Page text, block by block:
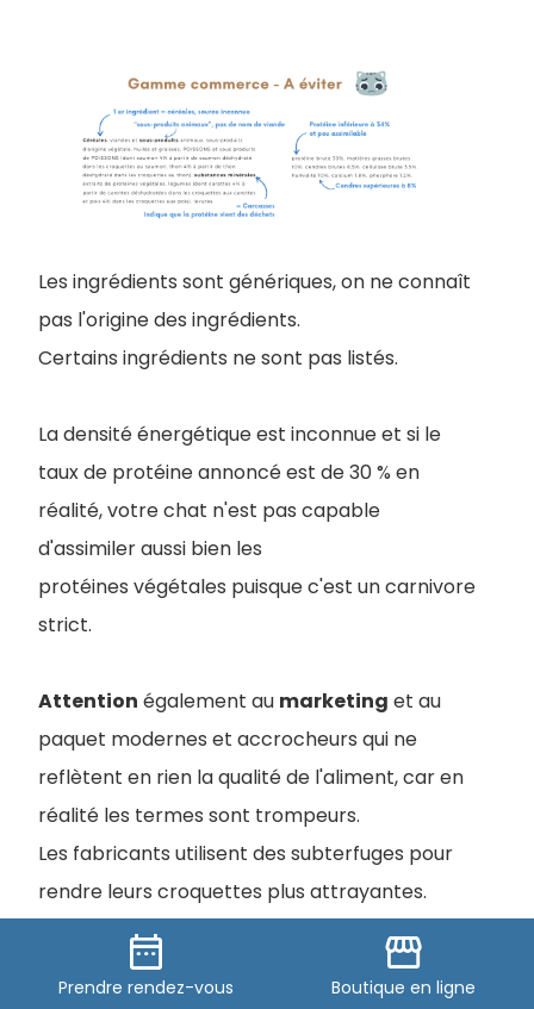
Les ingrédients sont génériques, on ne connaît
pas l'origine des ingrédients.
Certains ingrédients ne sont pas listés.
La densité énergétique est inconnue et si le
taux de protéine annoncé est de 30 % en
réalité, votre chat n'est pas capable
d'assimiler aussi bien les
protéines végétales puisque c'est un carnivore
strict.
Attention également au marketing et au
paquet modernes et accrocheurs qui ne
reflètent en rien la qualité de l'aliment, car en
réalité les termes sont trompeurs.
Les fabricants utilisent des subterfuges pour
rendre leurs croquettes plus attrayantes.
Ces termes que l'on retrouve sur les paquets
date_range
Prendre rendez-vous
storefront
Boutique en ligne